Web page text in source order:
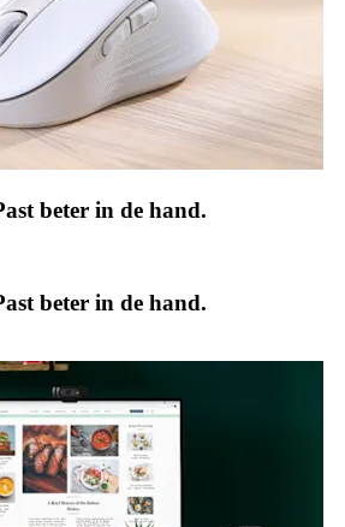
beter in de hand.
beter in de hand.